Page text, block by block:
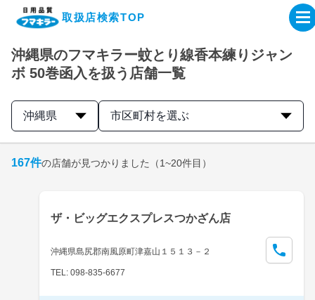
取扱店検索TOP
企業・IR情報サイト
製品情報サイト
取扱店検索はこちら
沖縄県のフマキラー蚊とり線香本練りジャン
ボ 50巻函入を扱う店舗一覧
沖縄県 市区町村を選ぶ
167件の店舗が見つかりました （1~20件目）
ザ・ビッグエクスプレスつかざん店
沖縄県島尻郡南風原町津嘉山１５１３－２
TEL: 098-835-6677